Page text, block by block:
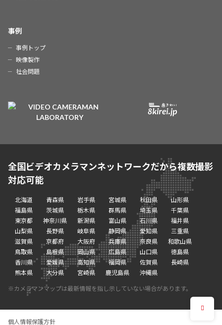
事例
事例トップ
映像製作
社会問題
全国ビデオカメラマンネットワークだから複数撮影
対応可能
北海道 青森県 岩手県 宮城県 秋田県
山形県
福島県
茨城県 栃木県 群馬県 埼玉県
千葉県
東京都
神奈川県 新潟県 富山県 石川県
福井県
山梨県
長野県 岐阜県 静岡県 愛知県
三重県
滋賀県
京都府 大阪府 兵庫県 奈良県
和歌山県
鳥取県
島根県 岡山県 広島県 山口県
徳島県
香川県
愛媛県 高知県 福岡県 佐賀県
長崎県
熊本県
大分県 宮崎県 鹿児島県 沖縄県
※カメラマンマップは最新情報を指し示していない場合があります。
個人情報保護方針